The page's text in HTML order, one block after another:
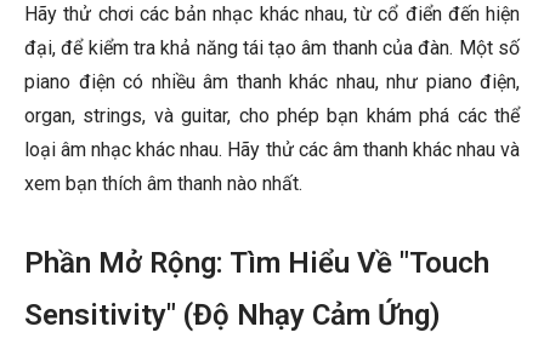
Hãy thử chơi các bản nhạc khác nhau, từ cổ điển đến hiện
đại, để kiểm tra khả năng tái tạo âm thanh của đàn. Một số
piano điện có nhiều âm thanh khác nhau, như piano điện,
organ, strings, và guitar, cho phép bạn khám phá các thể
loại âm nhạc khác nhau. Hãy thử các âm thanh khác nhau và
xem bạn thích âm thanh nào nhất.
Phần Mở Rộng: Tìm Hiểu Về "Touch
Sensitivity" (Độ Nhạy Cảm Ứng)